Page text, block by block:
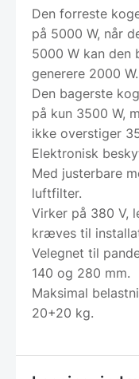
Den forreste
på 5000 W, når
5000 W kan den
generere 2000 W.
Den bagerste
på kun 3500 W,
ikke overstiger
Elektronisk
Med justerbare
luftfilter.
Virker på 380 V,
kræves til
Velegnet til
140 og 280 mm.
Maksimal
20+20 kg.